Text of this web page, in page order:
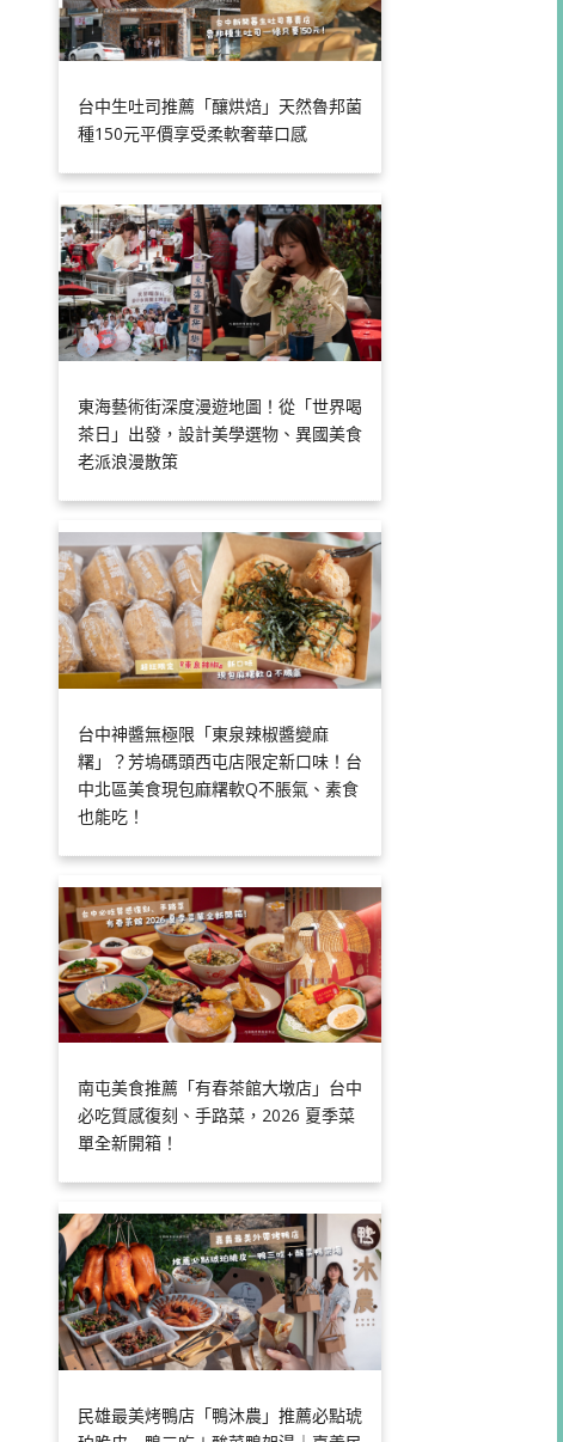
台中生吐司推薦「釀烘焙」天然魯邦菌
種150元平價享受柔軟奢華口感
東海藝術街深度漫遊地圖！從「世界喝
茶日」出發，設計美學選物、異國美食
老派浪漫散策
台中神醬無極限「東泉辣椒醬變麻
糬」？芳塢碼頭西屯店限定新口味！台
中北區美食現包麻糬軟Q不脹氣、素食
也能吃！
南屯美食推薦「有春茶館大墩店」台中
必吃質感復刻、手路菜，2026 夏季菜
單全新開箱！
民雄最美烤鴨店「鴨沐農」推薦必點琥